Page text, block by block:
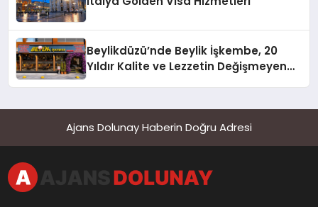
Beylikdüzü’nde Beylik İşkembe, 20
Yıldır Kalite ve Lezzetin Değişmeyen
Ajans Dolunay Haberin Doğru Adresi